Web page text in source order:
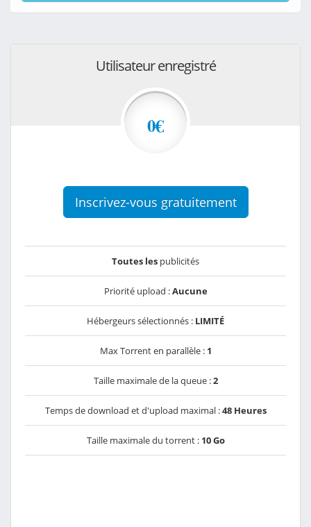
Utilisateur enregistré
0€
Inscrivez-vous gratuitement
Toutes les publicités
Priorité upload :Aucune
Hébergeurs sélectionnés : LIMITÉ
Max Torrent en parallèle : 1
Taille maximale de la queue :2
Temps de download et d'upload maximal :48 Heures
Taille maximale du torrent : 10 Go